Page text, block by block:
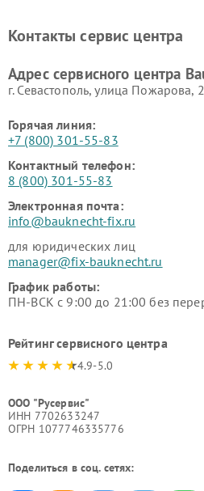
Контакты сервис центра
Адрес сервисного центра
г. Севастополь, улица Пожарова,
Горячая линия:
+7 (800) 301-55-83
Контактный телефон:
8 (800) 301-55-83
Электронная почта:
info@bauknecht-fix.ru
для юридических лиц
manager@fix-bauknecht.ru
График работы:
ПН-ВСК с 9:00 до 21:00 без
Рейтинг сервисного центра
4.9-5.0
ООО "Русервис"
ИНН 7702633247
ОГРН 1077746335776
Поделиться в соц. сетях: